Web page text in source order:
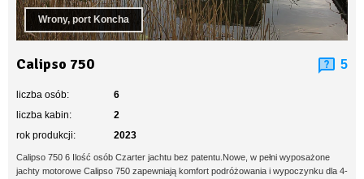
Wrony, port Koncha
Calipso 750 5
liczba osób:
6
liczba kabin:
2
rok produkcji:
2023
Calipso 750 6 Ilość osób Czarter jachtu bez patentu.Nowe, w pełni wyposażone
jachty motorowe Calipso 750 zapewniają komfort podróżowania i wypoczynku dla 4-